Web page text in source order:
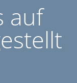
auf